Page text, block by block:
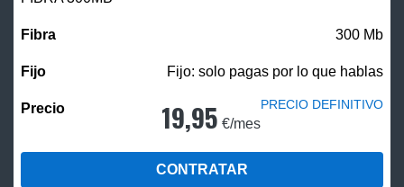
300 Mb
Fijo: solo pagas por lo que hablas
19,95 €/mes
PRECIO DEFINITIVO
CONTRATAR